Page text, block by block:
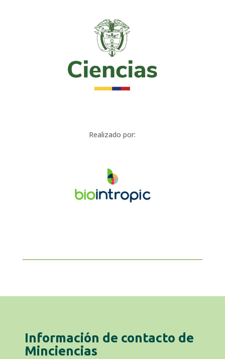
Realizado por:
Información de contacto de
Minciencias